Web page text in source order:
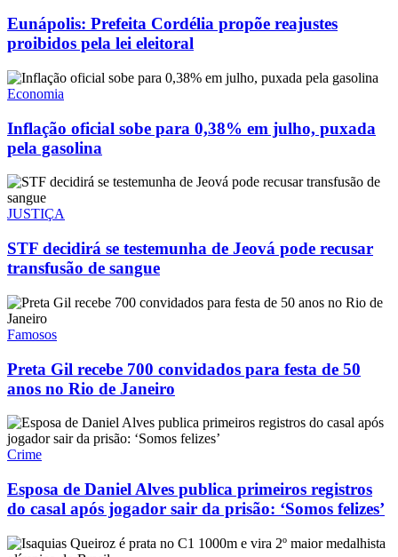
Eunápolis: Prefeita Cordélia propõe reajustes
proibidos pela lei eleitoral
Economia
Inflação oficial sobe para 0,38% em julho, puxada
pela gasolina
JUSTIÇA
STF decidirá se testemunha de Jeová pode recusar
transfusão de sangue
Famosos
Preta Gil recebe 700 convidados para festa de 50
anos no Rio de Janeiro
Crime
Esposa de Daniel Alves publica primeiros registros
do casal após jogador sair da prisão: ‘Somos felizes’